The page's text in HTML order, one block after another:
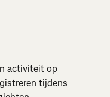
activiteit op
tijdens